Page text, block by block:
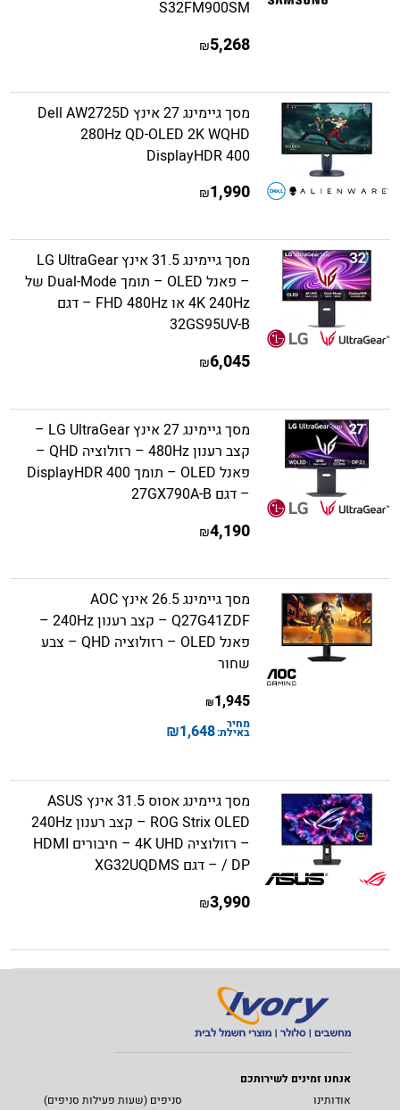
S32FM900SM
5,268
₪
מסך גיימינג 27 אינץ Dell AW2725D
280Hz QD-OLED 2K WQHD
DisplayHDR 400
1,990
₪
מסך גיימינג 31.5 אינץ LG UltraGear
– פאנל OLED – תומך Dual-Mode של
4K 240Hz או FHD 480Hz – דגם
32GS95UV-B
6,045
₪
מסך גיימינג 27 אינץ LG UltraGear –
קצב רענון 480Hz – רזולוציה QHD –
פאנל OLED – תומך DisplayHDR 400
– דגם 27GX790A-B
4,190
₪
מסך גיימינג 26.5 אינץ AOC
Q27G41ZDF – קצב רענון 240Hz –
פאנל OLED – רזולוציה QHD – צבע
שחור
1,945
₪
מחיר
באילת:1,648
₪
מסך גיימינג אסוס 31.5 אינץ ASUS
ROG Strix OLED – קצב רענון 240Hz
– רזולוציה 4K UHD – חיבורים HDMI
/ DP – דגם XG32UQDMS
3,990
₪
אנחנו זמינים לשירותכם
אודותינו
סניפים (שעות פעילות סניפים)